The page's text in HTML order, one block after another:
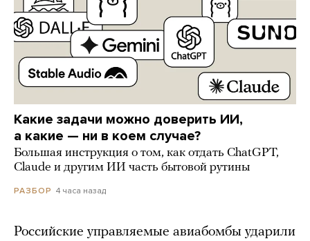
Какие задачи можно доверить ИИ,
а какие — ни в коем случае?
Большая инструкция о том, как отдать ChatGPT,
Claude и другим ИИ часть бытовой рутины
РАЗБОР 4 часа назад
Российские управляемые авиабомбы ударили